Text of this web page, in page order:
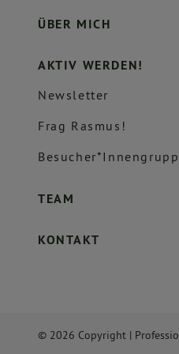
ÜBER MICH
AKTIV WERDEN!
Newsletter
Frag Rasmus!
TEAM
KONTAKT
© 2026 Copyright |